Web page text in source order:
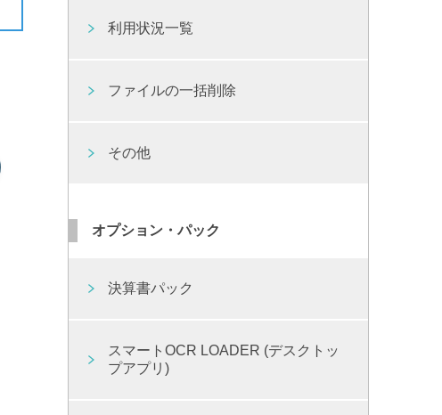
利用状況一覧
ファイルの一括削除
その他
オプション・パック
決算書パック
スマートOCR LOADER (デスクトッ
プアプリ)